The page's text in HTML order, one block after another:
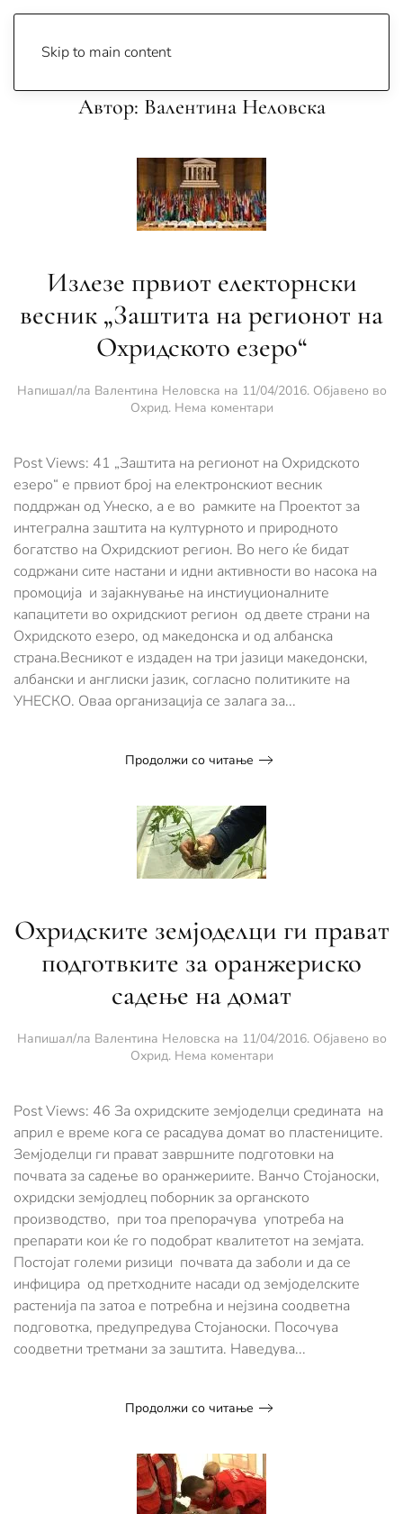
Skip to main content
Автор: Валентина Неловска
Излезе првиот електорнски
весник „Заштита на регионот на
Охридското езеро“
Напишал/ла Валентина Неловска на 11/04/2016. Објавено во
Охрид. Нема коментариза
електорнски
весник
„Заштита
на
регионот
на
Охридското
езеро“
Post Views: 41 „Заштита на регионот на Охридското
езеро“ е првиот број на електронскиот весник
поддржан од Унеско, а е во рамките на Проектот за
интегрална заштита на културното и природното
богатство на Охридскиот регион. Во него ќе бидат
содржани сите настани и идни активности во насока на
промоција и зајакнување на инстиуционалните
капацитети во охридскиот регион од двете страни на
Охридското езеро, од македонска и од албанска
страна.Весникот е издаден на три јазици македонски,
албански и англиски јазик, согласно политиките на
УНЕСКО. Оваа организација се залага за...
Продолжи со читање
Охридските земјоделци ги прават
подготвките за оранжериско
садење на домат
Напишал/ла Валентина Неловска на 11/04/2016. Објавено во
Охрид. Нема коментариза
ги
прават
подготвките
за
оранжериско
садење
домат
Post Views: 46 За охридските земјоделци средината на
април е време кога се расадува домат во пластениците.
Земјоделци ги прават завршните подготовки на
почвата за садење во оранжериите. Ванчо Стојаноски,
охридски земјодлец поборник за органското
производство, при тоа препорачува употреба на
препарати кои ќе го подобрат квалитетот на земјата.
Постојат големи ризици почвата да заболи и да се
инфицира од претходните насади од земјоделските
растенија па затоа е потребна и нејзина соодветна
подговотка, предупредува Стојаноски. Посочува
соодветни третмани за заштита. Наведува...
Продолжи со читање